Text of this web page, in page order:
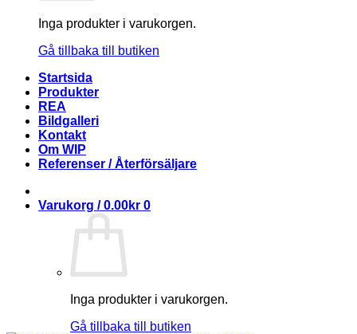
Inga produkter i varukorgen.
Gå tillbaka till butiken
Startsida
Produkter
REA
Bildgalleri
Kontakt
Om WIP
Referenser / Återförsäljare
Varukorg /0.00kr 0
Inga produkter i varukorgen.
Gå tillbaka till butiken